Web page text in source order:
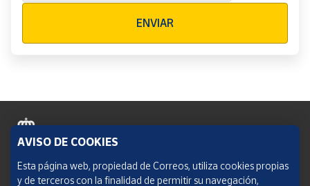
ENVIAR
Política de cookies
AVISO DE COOKIES
Esta página web, propiedad de Correos, utiliza cookies propias
y de terceros con la finalidad de permitir su navegación,